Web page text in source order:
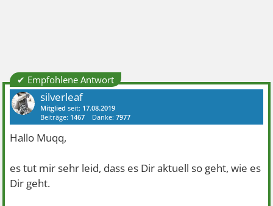
✔ Empfohlene Antwort
silverleaf
Mitglied seit: 17.08.2019
Beiträge: 1467 Danke:7977
Hallo Muqq,
es tut mir sehr leid, dass es Dir aktuell so geht, wie es
Dir geht.